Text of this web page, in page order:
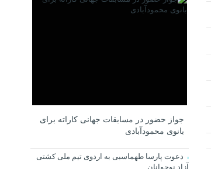
جواز حضور در مسابقات جهانی کاراته برای
بانوی محمودآبادی
دعوت پارسا طهماسبی به اردوی تیم ملی کشتی
آزاد نوجوانان